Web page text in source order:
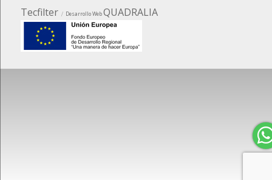
Tecfilter Desarrollo WebQUADRALIA